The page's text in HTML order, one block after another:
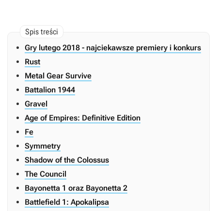
Gry lutego 2018 - najciekawsze premiery i konkurs
Rust
Metal Gear Survive
Battalion 1944
Gravel
Age of Empires: Definitive Edition
Fe
Symmetry
Shadow of the Colossus
The Council
Bayonetta 1 oraz Bayonetta 2
Battlefield 1: Apokalipsa